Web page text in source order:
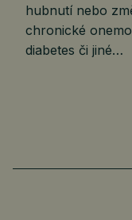
hubnutí nebo
chronické
diabetes či jiné…